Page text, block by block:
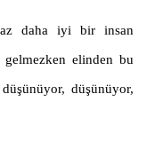
daha iyi bir insan
elinden bu
düşünüyor,